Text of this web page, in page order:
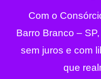
Com o
Barro Branco –
sem juros e com
que